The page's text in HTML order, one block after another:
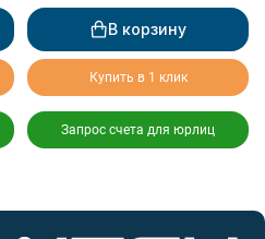
В корзину
Купить в 1 клик
Запрос счета для юрлиц